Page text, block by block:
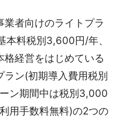
者向けのライトプラ
料税別3,600円/年、
格経営をはじめている
ン(初期導入費用税別
ン期間中は税別3,000
用手数料無料)の2つの